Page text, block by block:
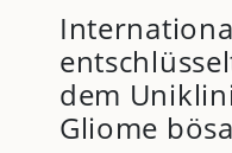
dem
Gliome